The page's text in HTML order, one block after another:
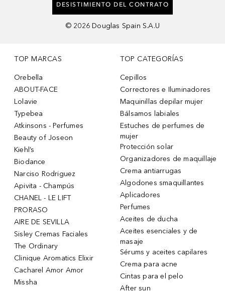
DESISTIMIENTO DEL CONTRATO
© 2026 Douglas Spain S.A.U
TOP MARCAS
Orebella
ABOUT-FACE
Lolavie
Typebea
Atkinsons - Perfumes
Beauty of Joseon
Kiehl’s
Biodance
Narciso Rodriguez
Apivita - Champús
CHANEL - LE LIFT
PRORASO
AIRE DE SEVILLA
Sisley Cremas Faciales
The Ordinary
Clinique Aromatics Elixir
Cacharel Amor Amor
Missha
TOP CATEGORÍAS
Cepillos
Correctores e Iluminadores
Maquinillas depilar mujer
Bálsamos labiales
Estuches de perfumes de
mujer
Protección solar
Organizadores de maquillaje
Crema antiarrugas
Algodones smaquillantes
Aplicadores
Perfumes
Aceites de ducha
Aceites esenciales y de
masaje
Sérums y aceites capilares
Crema para acne
Cintas para el pelo
After sun